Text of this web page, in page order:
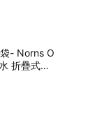
- Norns O
折疊式環